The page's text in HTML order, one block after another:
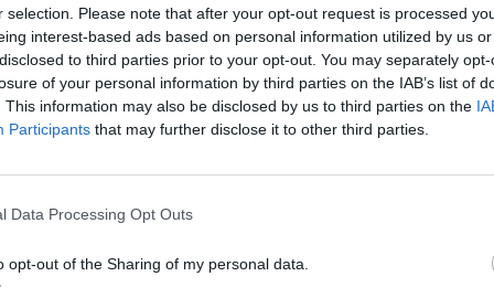
selection. Please note that after your opt-out request is processed
interest-based ads based on personal information utilized by us
to third parties prior to your opt-out. You may separately
of your personal information by third parties on the IAB’s list of
This information may also be disclosed by us to third parties on the
Participants that may further disclose it to other third parties.
Data Processing Opt Outs
opt-out of the Sharing of my personal data.
συμβουλεύει τους νέους κινηματογραφιστές να χωρίζουν
δυνατόν, με διαφορετικό τρόπο, προκειμένου να
των τριών διαστάσεων, του βάθους πεδίου μέσω
αντικειμένων. Η διαίρεση του σκηνικού σε πολλά
χρησιμοποιεί τα παραπάνω ως όχημα για την
την εξέλιξη μιας κίνησης εγκαθιδρύοντας έτσι μια